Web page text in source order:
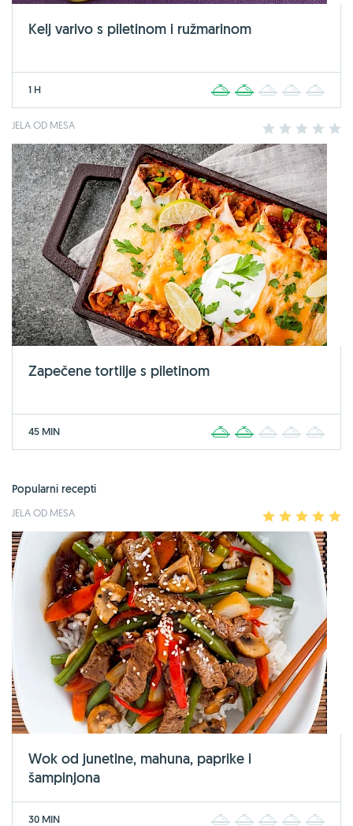
Kelj varivo s piletinom i ružmarinom
1 H 2 3 4
JELA OD MESA 2 3 4
Zapečene tortilje s piletinom
45 MIN 2 3 4
Popularni recepti
JELA OD MESA 2 3 4
Wok od junetine, mahuna, paprike i
šampinjona
30 MIN 2 3 4